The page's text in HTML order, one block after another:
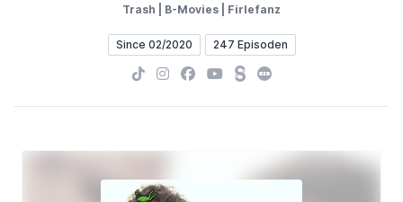
Trash | B-Movies | Firlefanz
Since 02/2020 247 Episoden
TikTokInstagram
Facebook
YouTube
SteadyLetterboxd